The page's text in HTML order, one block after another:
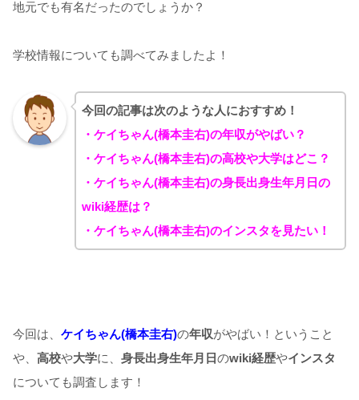
地元でも有名だったのでしょうか？
学校情報についても調べてみましたよ！
今回の記事は次のような人におすすめ！
・ケイちゃん(橋本圭右)の年収がやばい？
・ケイちゃん(橋本圭右)の高校や大学はどこ？
・ケイちゃん(橋本圭右)の身長出身生年月日の
wiki経歴は？
・ケイちゃん(橋本圭右)のインスタを見たい！
今回は、 ケイちゃん(橋本圭右)の年収がやばい！ということ
や、 高校や大学に、 身長出身生年月日のwiki経歴やインスタ
についても調査します！